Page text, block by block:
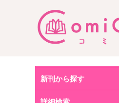
新刊から探す